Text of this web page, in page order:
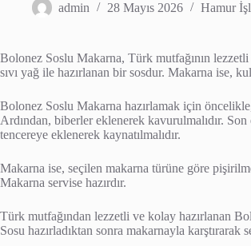
admin 28 Mayıs 2026 Hamur
Bolonez Soslu Makarna, Türk mutfağının
sıvı yağ ile hazırlanan bir sosdur. Makarna ise,
Bolonez Soslu Makarna hazırlamak için
Ardından, biberler eklenerek kavurulmalıdır.
tencereye eklenerek kaynatılmalıdır.
Makarna ise, seçilen makarna türüne göre
Makarna servise hazırdır.
Türk mutfağından lezzetli ve kolay hazırlanan
Sosu hazırladıktan sonra makarnayla karştırarak